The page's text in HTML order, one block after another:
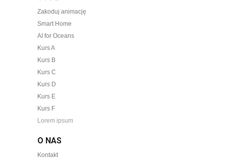
Zakoduj animację
Smart Home
AI for Oceans
Kurs A
Kurs B
Kurs C
Kurs D
Kurs E
Kurs F
Lorem ipsum
O NAS
Kontakt